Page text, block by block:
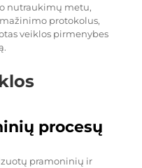
nutraukimų metu,
protokolus,
veiklos pirmenybes
procesų
pramoninių ir